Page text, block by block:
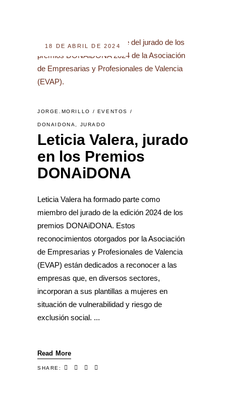
18 DE ABRIL DE 2024
JORGE.MORILLO EVENTOS
DONAIDONA JURADO
Leticia Valera, jurado
en los Premios
DONAiDONA
Leticia Valera ha formado parte como
miembro del jurado de la edición 2024 de los
premios DONAiDONA. Estos
reconocimientos otorgados por la Asociación
de Empresarias y Profesionales de Valencia
(EVAP) están dedicados a reconocer a las
empresas que, en diversos sectores,
incorporan a sus plantillas a mujeres en
situación de vulnerabilidad y riesgo de
exclusión social.
Read More
SHARE: